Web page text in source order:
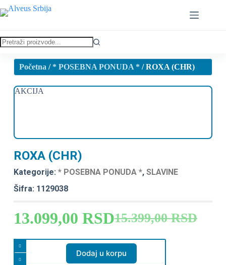
Početna / * POSEBNA PONUDA * / ROXA (CHR)
AKCIJA
ROXA (CHR)
Kategorije: * POSEBNA PONUDA *, SLAVINE
Šifra: 1129038
15.399,00RSD
13.099,00 RSD
Dodaj u korpu